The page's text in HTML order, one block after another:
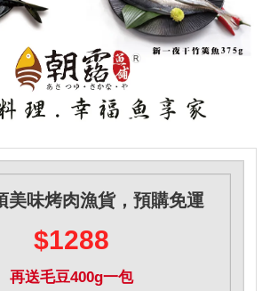
美味烤肉漁貨，預購免運
$1288
再送毛豆400g一包